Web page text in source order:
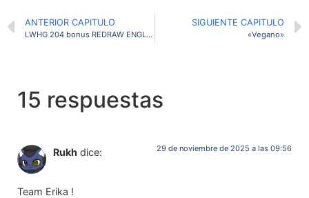
ANTERIOR CAPITULO
LWHG 204 bonus REDRAW ENGLISH
SIGUIENTE CAPITULO
«Vegano»
15 respuestas
Rukh dice: 29 de noviembre de 2025 a las 09:56
Team Erika !